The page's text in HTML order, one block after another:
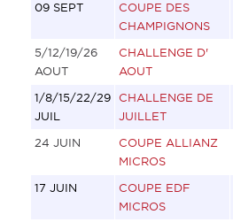
09 SEPT
COUPE DES
CHAMPIGNONS
5/12/19/26
AOUT
CHALLENGE D'
AOUT
1/8/15/22/29
JUIL
CHALLENGE DE
JUILLET
24 JUIN
COUPE ALLIANZ
MICROS
17 JUIN
COUPE EDF
MICROS